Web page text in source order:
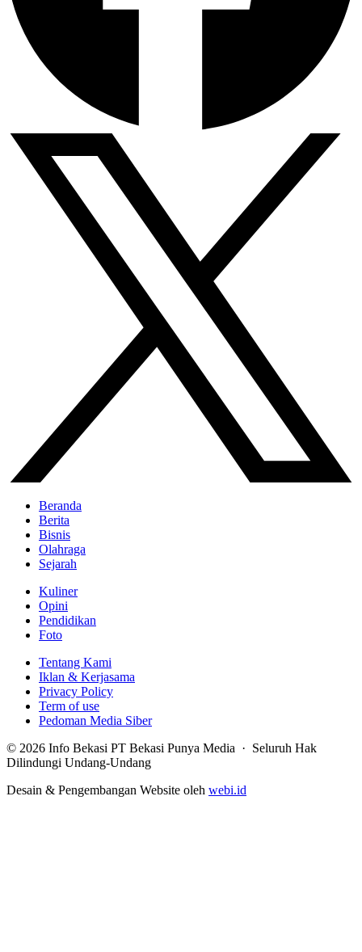
Beranda
Berita
Bisnis
Olahraga
Sejarah
Kuliner
Opini
Pendidikan
Foto
Tentang Kami
Iklan & Kerjasama
Privacy Policy
Term of use
Pedoman Media Siber
© 2026 Info Bekasi PT Bekasi Punya Media · Seluruh Hak
Dilindungi Undang-Undang
Desain & Pengembangan Website oleh webi.id